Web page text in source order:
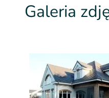
Galeria